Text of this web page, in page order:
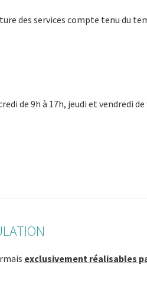
des services compte tenu du
de 9h à 17h, jeudi et vendredi de
exclusivement réalisables